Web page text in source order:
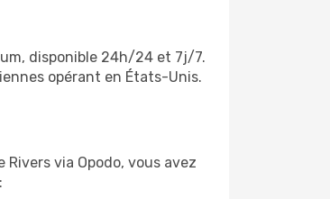
disponible 24h/24 et 7j/7.
opérant en États-Unis.
via Opodo, vous avez